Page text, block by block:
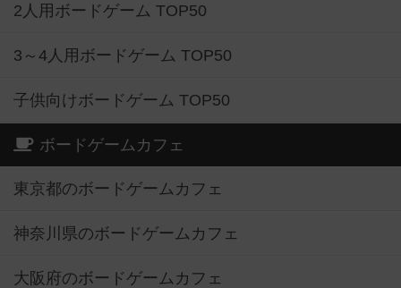
2人用ボードゲーム TOP50
3～4人用ボードゲーム TOP50
子供向けボードゲーム TOP50
ボードゲームカフェ
東京都のボードゲームカフェ
神奈川県のボードゲームカフェ
大阪府のボードゲームカフェ